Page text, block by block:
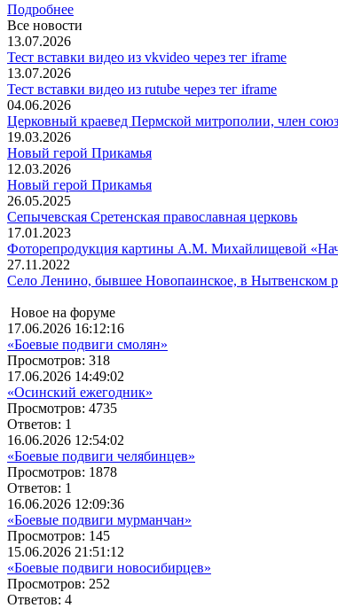
Подробнее
Все новости
13.07.2026
Тест вставки видео из vkvideo через тег iframe
13.07.2026
Тест вставки видео из rutube через тег iframe
04.06.2026
Церковный краевед Пермской митрополии, член
19.03.2026
Новый герой Прикамья
12.03.2026
Новый герой Прикамья
26.05.2025
Сепычевская Сретенская православная церковь
17.01.2023
Фоторепродукция картины А.М. Михайлищевой
27.11.2022
Село Ленино, бывшее Новопаинское, в Нытвенском
Новое на форуме
17.06.2026 16:12:16
«Боевые подвиги смолян»
Просмотров: 318
17.06.2026 14:49:02
«Осинский ежегодник»
Просмотров: 4735
Ответов: 1
16.06.2026 12:54:02
«Боевые подвиги челябинцев»
Просмотров: 1878
Ответов: 1
16.06.2026 12:09:36
«Боевые подвиги мурманчан»
Просмотров: 145
15.06.2026 21:51:12
«Боевые подвиги новосибирцев»
Просмотров: 252
Ответов: 4